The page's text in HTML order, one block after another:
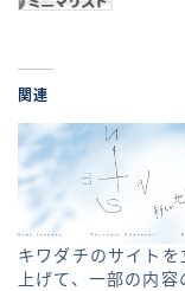
関連
キワダチのサイトを
上げて、一部の内容